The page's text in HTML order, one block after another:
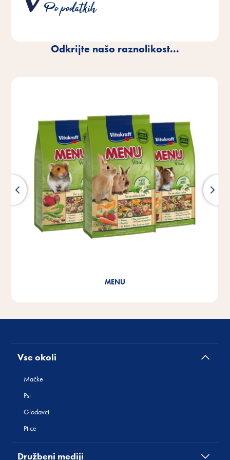
Po podatkih
Odkrijte našo raznolikost...
Vse okoli
Mačke
Psi
Glodavci
Ptice
Družbeni mediji